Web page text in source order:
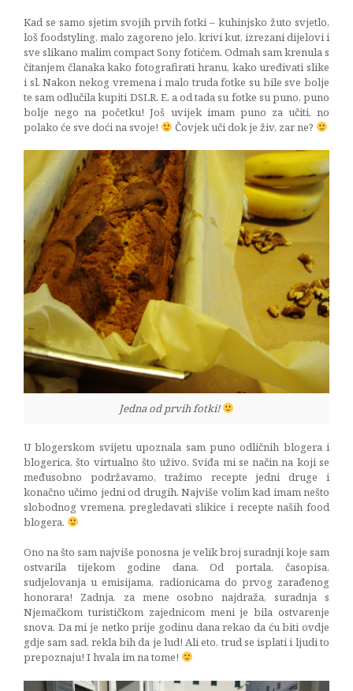
Kad se samo sjetim svojih prvih fotki – kuhinjsko žuto svjetlo,
loš foodstyling, malo zagoreno jelo, krivi kut, izrezani dijelovi i
sve slikano malim compact Sony fotićem. Odmah sam krenula s
čitanjem članaka kako fotografirati hranu, kako uređivati slike
i sl. Nakon nekog vremena i malo truda fotke su bile sve bolje
te sam odlučila kupiti DSLR. E, a od tada su fotke su puno, puno
bolje nego na početku! Još uvijek imam puno za učiti, no
polako će sve doći na svoje!
Čovjek uči dok je živ, zar ne?
Jedna od prvih fotki!
U blogerskom svijetu upoznala sam puno odličnih blogera i
blogerica, što virtualno što uživo. Sviđa mi se način na koji se
međusobno podržavamo, tražimo recepte jedni druge i
konačno učimo jedni od drugih. Najviše volim kad imam nešto
slobodnog vremena, pregledavati slikice i recepte naših food
blogera.
Ono na što sam najviše ponosna je velik broj suradnji koje sam
ostvarila tijekom godine dana. Od portala, časopisa,
sudjelovanja u emisijama, radionicama do prvog zarađenog
honorara! Zadnja, za mene osobno najdraža, suradnja s
Njemačkom turističkom zajednicom meni je bila ostvarenje
snova. Da mi je netko prije godinu dana rekao da ću biti ovdje
gdje sam sad, rekla bih da je lud! Ali eto, trud se isplati i ljudi to
prepoznaju! I hvala im na tome!